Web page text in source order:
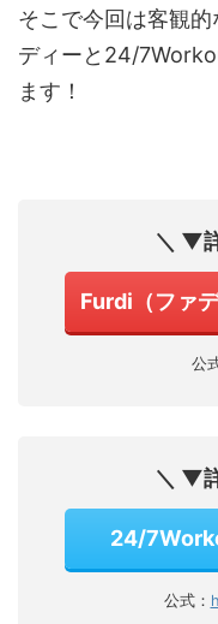
そこで今回は客観
ディーと24/
ます！
＼ ▼
Furdi（ファ
公
＼ ▼
24/
公式：